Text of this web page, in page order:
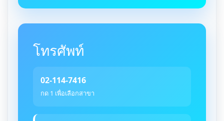
โทรศัพท์
02-114-7416
กด 1 เพื่อเลือกสาขา